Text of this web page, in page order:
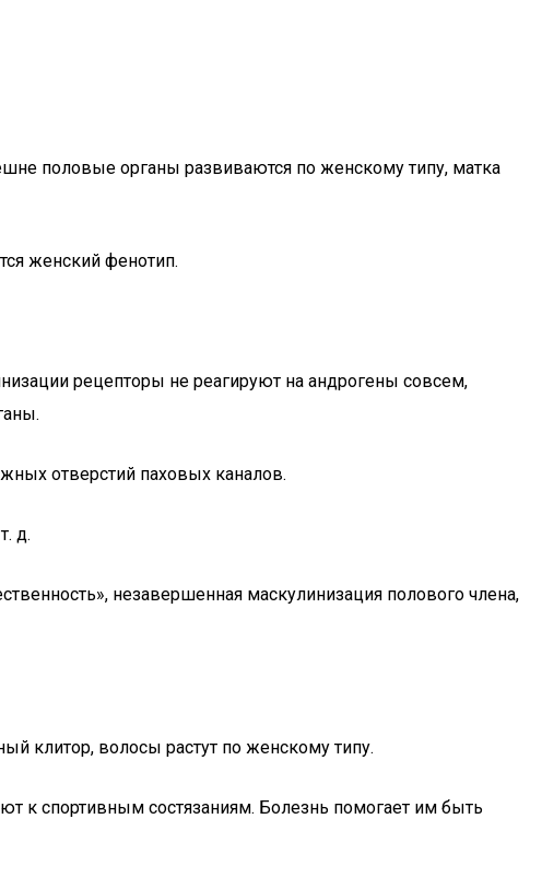
половые органы развиваются по женскому типу, матка
женский фенотип.
рецепторы не реагируют на андрогены совсем,
отверстий паховых каналов.
д.
незавершенная маскулинизация полового члена,
клитор, волосы растут по женскому типу.
к спортивным состязаниям. Болезнь помогает им быть